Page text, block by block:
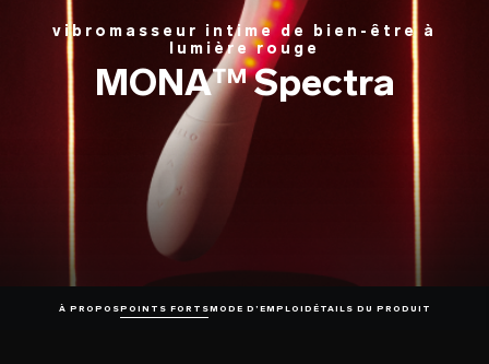
vibromasseur intime de bien-être à
lumière rouge
MONA™ Spectra
À PROPOSPOINTS FORTSMODE D’EMPLOI DÉTAILS DU PRODUIT